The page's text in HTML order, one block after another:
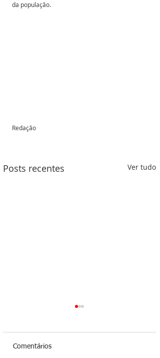
da população.
Redação
Posts recentes Ver tudo
Comentários